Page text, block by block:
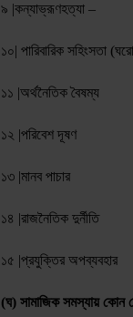
৯️ |কন্যাভ্রূণহত্যা –
১০| পারিবারিক সহিংসতা
১️১️ |অর্থনৈতিক বৈষম্য
১️২️ |পরিবেশ দূষণ
১️৩️ |মানব পাচার
১️৪️ |রাজনৈতিক দুর্নীতি
১️৫️ |প্রযুক্তির অপব্যবহার
(ঘ) সামাজিক সমস্যায় কোন